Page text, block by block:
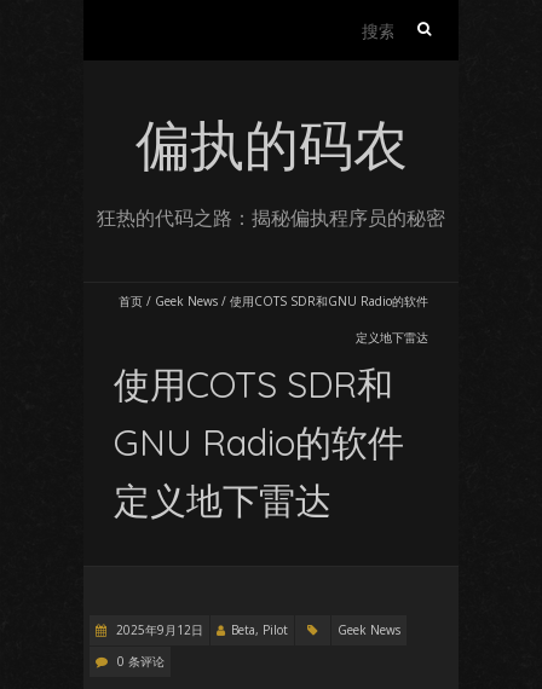
偏执的码农
狂热的代码之路：揭秘偏执程序员的秘密
首页 / Geek News / 使用COTS SDR和GNU Radio的软件
定义地下雷达
使用COTS SDR和
GNU Radio的软件
定义地下雷达
2025年9月12日 Beta, Pilot
Geek News
0 条评论